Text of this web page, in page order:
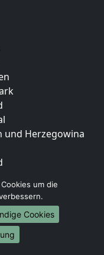
und Herzegowina
um die
Cookies